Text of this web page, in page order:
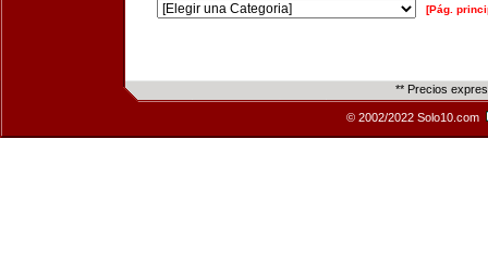
[Pág.
** Precios
© 2002/2022 Solo10.com